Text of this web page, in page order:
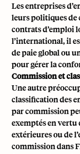
Les entreprises
leurs politiques de
contrats d’emploi
l’international, il
de paie global ou
pour gérer la
Commission et
Une autre
classification des
par commission
exemptés en vertu
extérieures ou de
commission dans